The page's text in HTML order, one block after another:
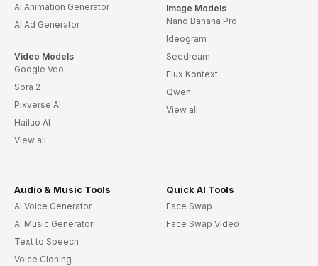
AI Animation Generator
AI Ad Generator
Video Models
Google Veo
Sora 2
Pixverse AI
Hailuo AI
View all
Image Models
Nano Banana Pro
Ideogram
Seedream
Flux Kontext
Qwen
View all
Audio & Music Tools
AI Voice Generator
AI Music Generator
Text to Speech
Voice Cloning
Quick AI Tools
Face Swap
Face Swap Video